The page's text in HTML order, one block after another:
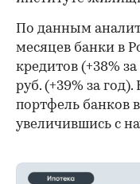
По данным
месяцев банки в
кредитов (+38%
руб. (+39% за
портфель банков
увеличившись с